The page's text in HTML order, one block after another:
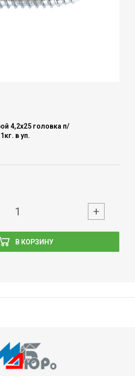
4,2х25 головка п/
в уп.
В КОРЗИНУ
+